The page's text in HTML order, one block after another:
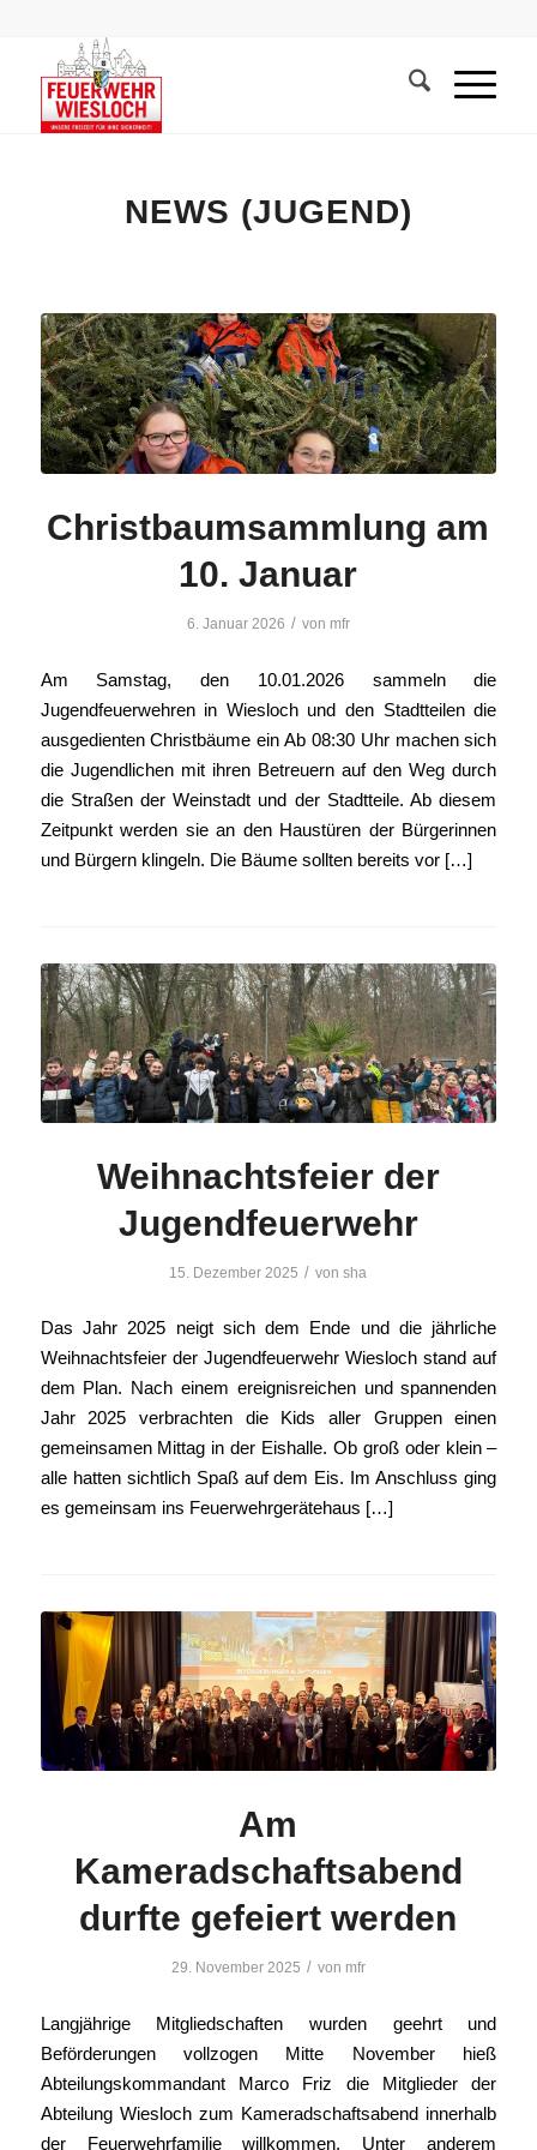
NEWS (JUGEND)
Christbaumsammlung am
10. Januar
6. Januar 2026 / von mfr
Am Samstag, den 10.01.2026 sammeln die
Jugendfeuerwehren in Wiesloch und den Stadtteilen die
ausgedienten Christbäume ein Ab 08:30 Uhr machen sich
die Jugendlichen mit ihren Betreuern auf den Weg durch
die Straßen der Weinstadt und der Stadtteile. Ab diesem
Zeitpunkt werden sie an den Haustüren der Bürgerinnen
und Bürgern klingeln. Die Bäume sollten bereits vor […]
Weihnachtsfeier der
Jugendfeuerwehr
15. Dezember 2025 / vonsha
Das Jahr 2025 neigt sich dem Ende und die jährliche
Weihnachtsfeier der Jugendfeuerwehr Wiesloch stand auf
dem Plan. Nach einem ereignisreichen und spannenden
Jahr 2025 verbrachten die Kids aller Gruppen einen
gemeinsamen Mittag in der Eishalle. Ob groß oder klein –
alle hatten sichtlich Spaß auf dem Eis. Im Anschluss ging
es gemeinsam ins Feuerwehrgerätehaus […]
Am
Kameradschaftsabend
durfte gefeiert werden
29. November 2025 / von mfr
Langjährige Mitgliedschaften wurden geehrt und
Beförderungen vollzogen Mitte November hieß
Abteilungskommandant Marco Friz die Mitglieder der
Abteilung Wiesloch zum Kameradschaftsabend innerhalb
der Feuerwehrfamilie willkommen. Unter anderem